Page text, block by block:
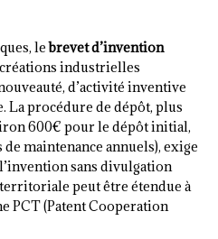
lebrevet d’invention
industrielles
d’activité inventive
La procédure de dépôt, plus
600€ pour le dépôt initial,
maintenance annuels), exige
sans divulgation
peut être étendue à
PCT (Patent Cooperation